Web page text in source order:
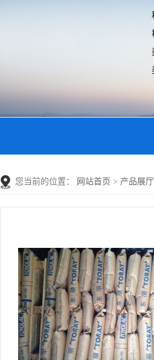
您当前的位置： 网站首页 > 产品展厅